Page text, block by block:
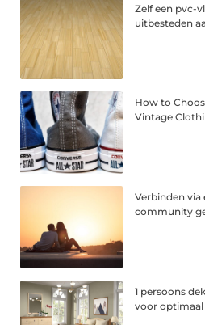
Zelf een pvc-
uitbesteden
How to
Vintage
Verbinden via
community
1 persoons
voor